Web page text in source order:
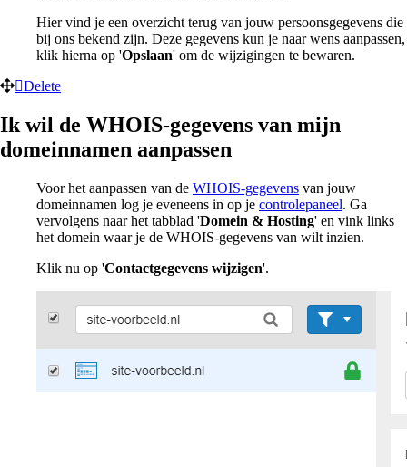
Hier vind je een overzicht terug van jouw persoonsgegevens die
bij ons bekend zijn. Deze gegevens kun je naar wens aanpassen,
klik hierna op 'Opslaan' om de wijzigingen te bewaren.
Delete
Ik wil de WHOIS-gegevens van mijn
domeinnamen aanpassen
Voor het aanpassen van de WHOIS-gegevens van jouw
domeinnamen log je eveneens in op je controlepaneel. Ga
vervolgens naar het tabblad 'Domein & Hosting' en vink links
het domein waar je de WHOIS-gegevens van wilt inzien.
Klik nu op 'Contactgegevens wijzigen'.